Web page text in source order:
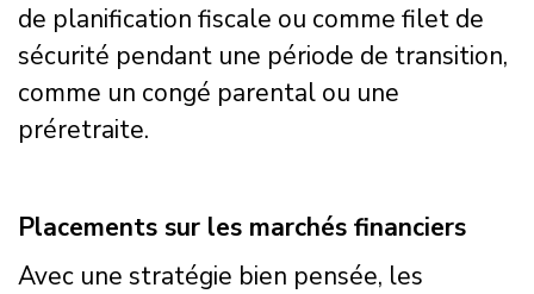
de planification fiscale ou comme filet de
sécurité pendant une période de transition,
comme un congé parental ou une
préretraite.
Placements sur les marchés financiers
Avec une stratégie bien pensée, les